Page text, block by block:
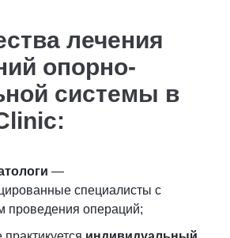
лечения
опорно-
системы в
—
специалисты с
проведения операций;